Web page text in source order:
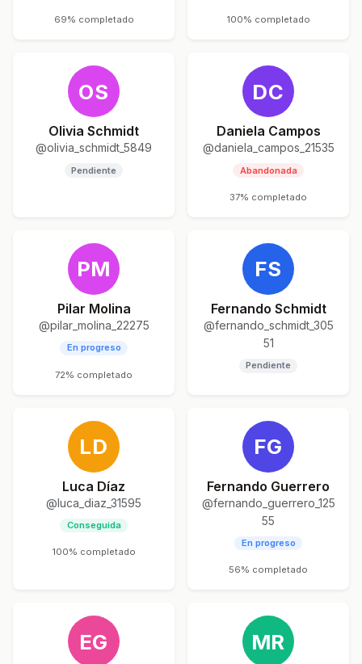
69% completado 100% completado
OS
Olivia Schmidt
@olivia_schmidt_5849
Pendiente
DC
Daniela Campos
@daniela_campos_21535
Abandonada
37% completado
PM
Pilar Molina
@pilar_molina_22275
En progreso
72% completado
FS
Fernando Schmidt
@fernando_schmidt_305
51
Pendiente
LD
Luca Díaz
@luca_diaz_31595
Conseguida
100% completado
FG
Fernando Guerrero
@fernando_guerrero_125
55
En progreso
56% completado
EG MR